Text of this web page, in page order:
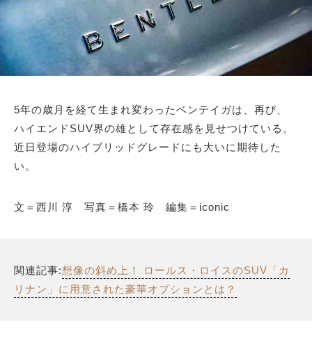
5年の歳月を経て生まれ変わったベンテイガは、再び、
ハイエンドSUV界の雄として存在感を見せつけている。
近日登場のハイブリッドグレードにも大いに期待した
い。
文＝西川 淳 写真＝橋本 玲 編集＝iconic
関連記事:想像の斜め上！ ロールス・ロイスのSUV「カ
リナン」に用意された豪華オプションとは？